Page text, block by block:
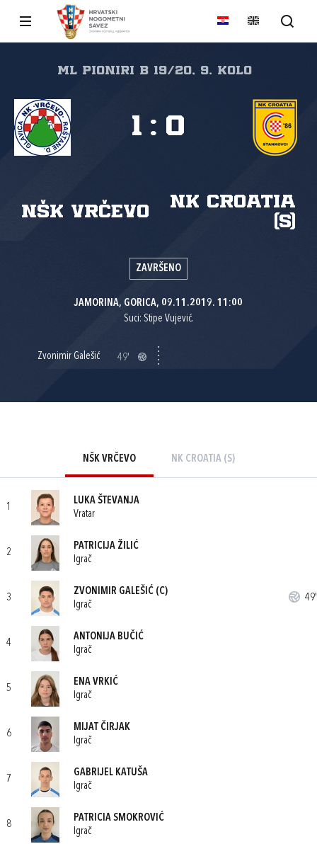
ml pioniri B 19/20, 9. kolo
NŠK Vrčevo
NK Croatia
(S)
1 : 0
ZAVRŠENO
JAMORINA, GORICA, 09.11.2019. 11:00
Suci: Stipe Vujević.
Zvonimir Galešić 49'
NŠK VRČEVO NK CROATIA (S)
1
LUKA ŠTEVANJA
Vratar
2
PATRICIJA ŽILIĆ
Igrač
3
ZVONIMIR GALEŠIĆ (C)
Igrač
49'
4
ANTONIJA BUČIĆ
Igrač
5
ENA VRKIĆ
Igrač
6
MIJAT ČIRJAK
Igrač
7
GABRIJEL KATUŠA
Igrač
8
PATRICIA SMOKROVIĆ
Igrač